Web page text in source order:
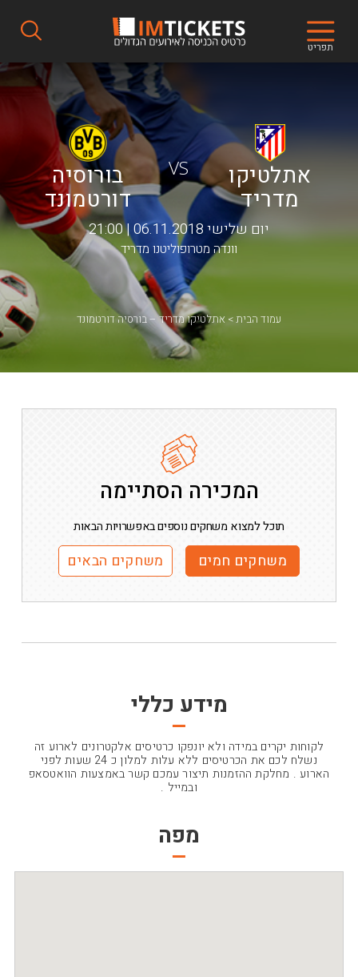
תפריט
אתלטיקו
מדריד
VS בורוסיה
דורטמונד
יום שלישי 06.11.2018 | 21:00
וונדה מטרופוליטנו מדריד
אתלטיקו מדריד – בורסיה דורטמונד עמוד הבית
המכירה הסתיימה
תוכל למצוא משחקים נוספים באפשרויות הבאות
משחקים חמים משחקים הבאים
מידע כללי
לקוחות יקרים במידה ולא יונפקו כרטיסים אלקטרונים לארוע זה
נשלח לכם את הכרטיסים ללא עלות למלון כ 24 שעות לפני
הארוע . מחלקת ההזמנות תיצור עמכם קשר באמצעות הוואטסאפ
ובמייל .
מפה